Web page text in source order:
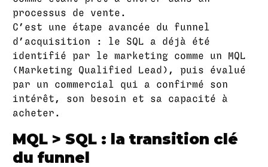
processus de vente.
C’est une étape avancée du funnel
d’acquisition : le SQL a déjà été
identifié par le marketing comme un MQL
(Marketing Qualified Lead), puis évalué
par un commercial qui a confirmé son
intérêt, son besoin et sa capacité à
acheter.
MQL > SQL : la transition clé
du funnel